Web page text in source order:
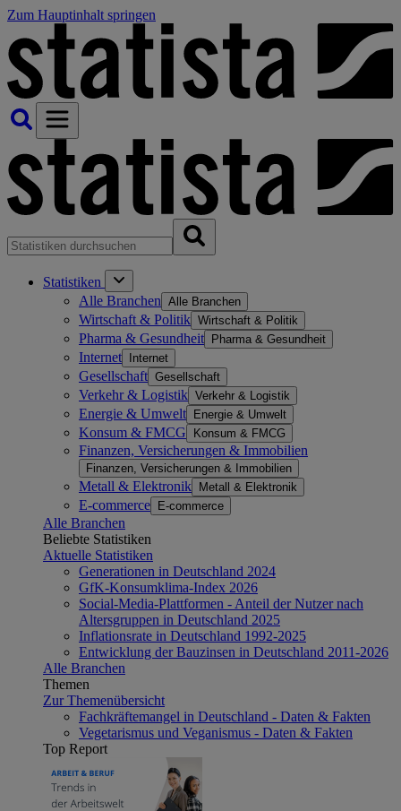
Zum Hauptinhalt springen
Statistiken
Alle Branchen Alle Branchen
Wirtschaft & Politik Wirtschaft & Politik
Pharma & Gesundheit Pharma & Gesundheit
Internet Internet
Gesellschaft Gesellschaft
Verkehr & Logistik Verkehr & Logistik
Energie & Umwelt Energie & Umwelt
Konsum & FMCG Konsum & FMCG
Finanzen, Versicherungen & Immobilien
Finanzen, Versicherungen & Immobilien
Metall & Elektronik Metall & Elektronik
E-commerce E-commerce
Alle Branchen
Beliebte Statistiken
Aktuelle Statistiken
Generationen in Deutschland 2024
GfK-Konsumklima-Index 2026
Social-Media-Plattformen - Anteil der Nutzer nach
Altersgruppen in Deutschland 2025
Inflationsrate in Deutschland 1992-2025
Entwicklung der Bauzinsen in Deutschland 2011-2026
Alle Branchen
Themen
Zur Themenübersicht
Fachkräftemangel in Deutschland - Daten & Fakten
Vegetarismus und Veganismus - Daten & Fakten
Top Report